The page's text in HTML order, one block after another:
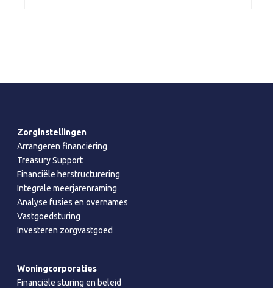
Zorginstellingen
Arrangeren financiering
Treasury Support
Financiële herstructurering
Integrale meerjarenraming
Analyse fusies en overnames
Vastgoedsturing
Investeren zorgvastgoed
Woningcorporaties
Financiële sturing en beleid